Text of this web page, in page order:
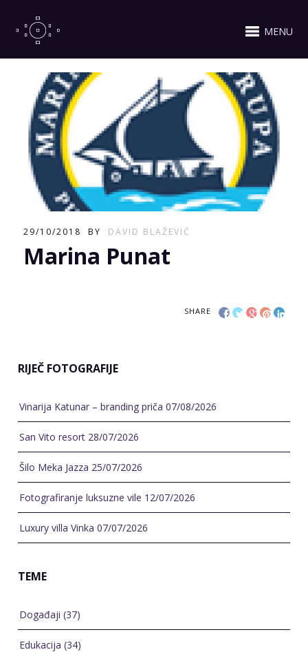
MENU
29/10/2018 BY DAVID BLAŽEVIĆ
Marina Punat
SHARE
RIJEČ FOTOGRAFIJE
Vinarija Katunar – branding priča 07/08/2026
San Vito resort 28/07/2026
Šilo Meka Jazza 25/07/2026
Fotografiranje luksuzne vile 12/07/2026
Luxury villa Vinka 07/07/2026
TEME
Događaji (37)
Edukacija (34)